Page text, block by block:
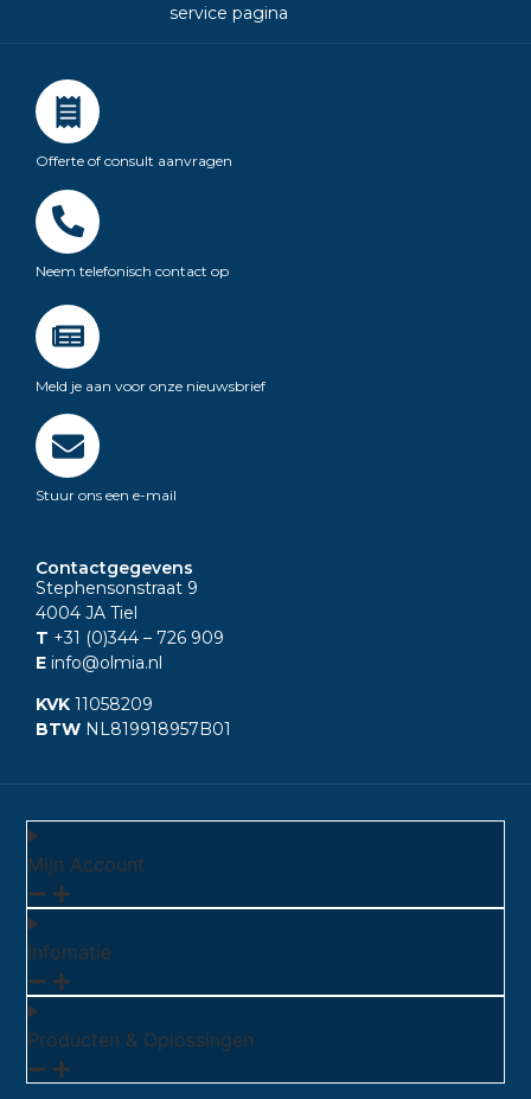
service pagina
Offerte of consult aanvragen
Neem telefonisch contact op
Meld je aan voor onze nieuwsbrief
Stuur ons een e-mail
Contactgegevens
Stephensonstraat 9
4004 JA Tiel
T +31 (0)344 – 726 909
E info@olmia.nl
KVK 11058209
BTW NL819918957B01
Mijn Account
Infomatie
Producten & Oplossingen